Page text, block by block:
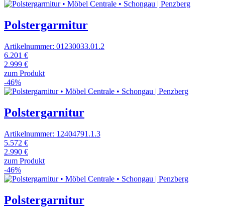
Polstergarmitur
Artikelnummer: 01230033.01.2
6.201 €
2.999 €
zum Produkt
-46%
Polstergarnitur
Artikelnummer: 12404791.1.3
5.572 €
2.990 €
zum Produkt
-46%
Polstergarnitur